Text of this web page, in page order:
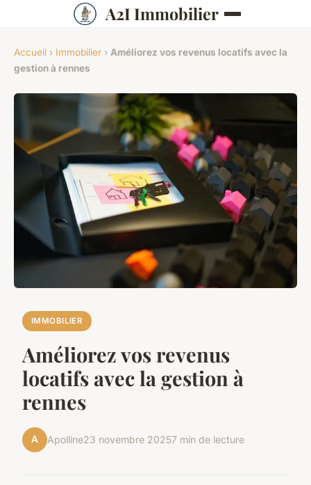
A2I Immobilier
Accueil › Immobilier › Améliorez vos revenus locatifs avec la
gestion à rennes
IMMOBILIER
Améliorez vos revenus
locatifs avec la gestion à
rennes
A Apolline23 novembre 20257 min de lecture